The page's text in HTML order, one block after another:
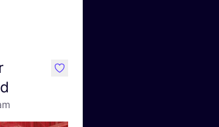
like